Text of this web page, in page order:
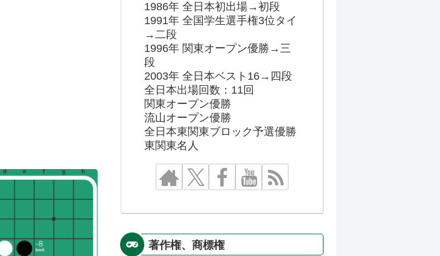
1986年 全日本初出場→初段
1991年 全国学生選手権3位タイ
→二段
1996年 関東オープン優勝→三
段
2003年 全日本ベスト16→四段
全日本出場回数：11回
関東オープン優勝
流山オープン優勝
全日本東関東ブロック予選優勝
東関東名人
著作権、商標権